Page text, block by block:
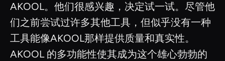
AKOOL。他们很感兴趣，决定试一试。尽管他
们之前尝试过许多其他工具，但似乎没有一种
工具能像AKOOL那样提供质量和真实性。
AKOOL 的多功能性使其成为这个雄心勃勃的